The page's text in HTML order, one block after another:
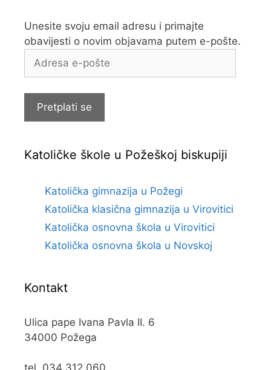
Unesite svoju email adresu i primajte
obavijesti o novim objavama putem e-pošte.
Adresa
Pretplati se
Katoličke škole u Požeškoj biskupiji
Katolička gimnazija u Požegi
Katolička klasična gimnazija u Virovitici
Katolička osnovna škola u Virovitici
Katolička osnovna škola u Novskoj
Kontakt
Ulica pape Ivana Pavla II. 6
34000 Požega